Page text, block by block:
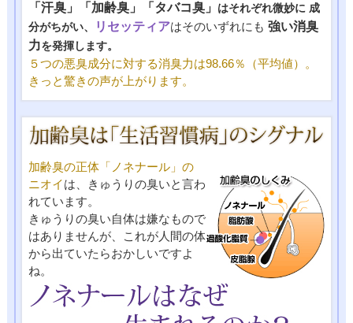
「汗臭」「加齢臭」「タバコ臭」 はそれぞれ微妙に 成
分がちがい、
リセッティアはそのいずれにも強い消臭
力を発揮します。
５つの悪臭成分に対する消臭力は98.66％（平均値）。
きっと驚きの声が上がります。
加齢臭の正体「ノネナール」の
ニオイは、きゅうりの臭いと言わ
れています。
きゅうりの臭い自体は嫌なもので
はありませんが、これが人間の体
から出ていたらおかしいですよ
ね。